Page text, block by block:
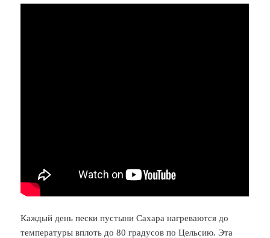
Каждый день пески пустыни Сахара нагреваются до
температуры вплоть до 80 градусов по Цельсию. Эта